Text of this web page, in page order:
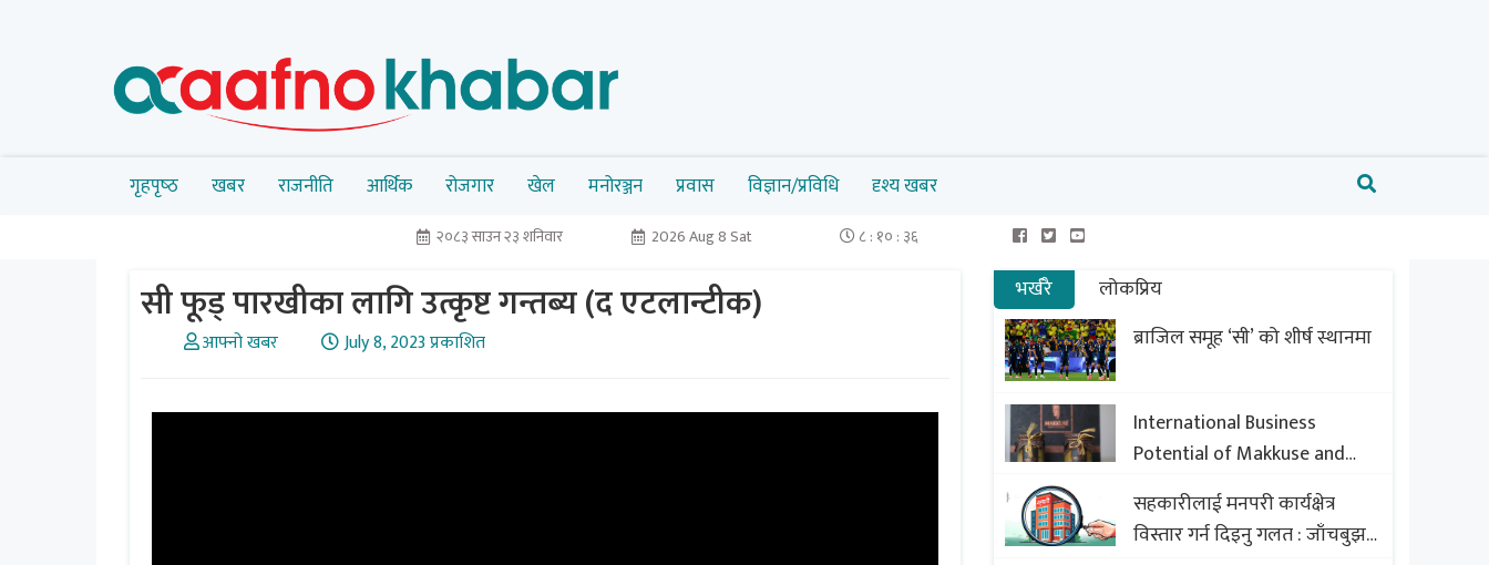
गृहपृष्‍ठ खबर राजनीति आर्थिक रोजगार खेल मनोरञ्जन प्रवास विज्ञान/प्रविधि दृश्य खबर
२०८३ साउन २३ शनिवार 2026 Aug 8 Sat ८ : १० : ३६
सी फूड् पारखीका लागि उत्कृष्ट गन्तब्य (द एटलान्टीक)
आफ्नो खबर July 8, 2023 प्रकाशित
भर्खरै
लोकप्रिय
ब्राजिल समूह ‘सी’ को शीर्ष स्थानमा
International Business
Potential of Makkuse and
Export Opportunities of
Nepali Sweets with Global
Comparison to Baklava
सहकारीलाई मनपरी कार्यक्षेत्र
विस्तार गर्न दिइनु गलत : जाँचबुझ